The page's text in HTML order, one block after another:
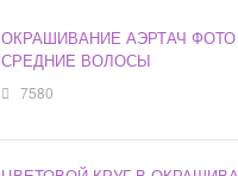
ОКРАШИВАНИЕ АЭРТАЧ
СРЕДНИЕ ВОЛОСЫ
7580